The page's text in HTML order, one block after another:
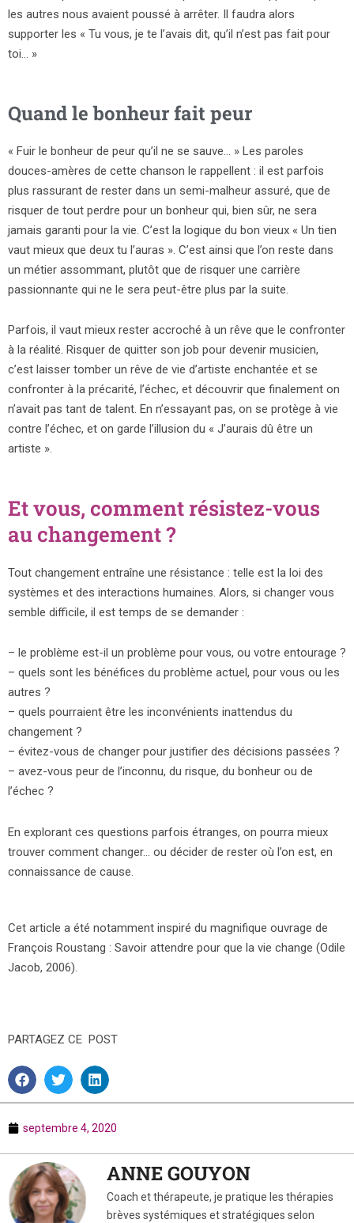
les autres nous avaient poussé à arrêter. Il faudra alors
supporter les « Tu vous, je te l’avais dit, qu’il n’est pas fait pour
toi… »
Quand le bonheur fait peur
« Fuir le bonheur de peur qu’il ne se sauve… » Les paroles
douces-amères de cette chanson le rappellent : il est parfois
plus rassurant de rester dans un semi-malheur assuré, que de
risquer de tout perdre pour un bonheur qui, bien sûr, ne sera
jamais garanti pour la vie. C’est la logique du bon vieux « Un tien
vaut mieux que deux tu l’auras ». C’est ainsi que l’on reste dans
un métier assommant, plutôt que de risquer une carrière
passionnante qui ne le sera peut-être plus par la suite.
Parfois, il vaut mieux rester accroché à un rêve que le confronter
à la réalité. Risquer de quitter son job pour devenir musicien,
c’est laisser tomber un rêve de vie d’artiste enchantée et se
confronter à la précarité, l’échec, et découvrir que finalement on
n’avait pas tant de talent. En n’essayant pas, on se protège à vie
contre l’échec, et on garde l’illusion du « J’aurais dû être un
artiste ».
Et vous, comment résistez-vous
au changement ?
Tout changement entraîne une résistance : telle est la loi des
systèmes et des interactions humaines. Alors, si changer vous
semble difficile, il est temps de se demander :
– le problème est-il un problème pour vous, ou votre entourage ?
– quels sont les bénéfices du problème actuel, pour vous ou les
autres ?
– quels pourraient être les inconvénients inattendus du
changement ?
– évitez-vous de changer pour justifier des décisions passées ?
– avez-vous peur de l’inconnu, du risque, du bonheur ou de
l’échec ?
En explorant ces questions parfois étranges, on pourra mieux
trouver comment changer… ou décider de rester où l’on est, en
connaissance de cause.
Cet article a été notamment inspiré du magnifique ouvrage de
François Roustang : Savoir attendre pour que la vie change (Odile
Jacob, 2006).
PARTAGEZ CE POST
septembre 4, 2020
ANNE GOUYON
Coach et thérapeute, je pratique les thérapies
brèves systémiques et stratégiques selon